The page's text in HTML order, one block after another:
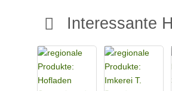
Interessante